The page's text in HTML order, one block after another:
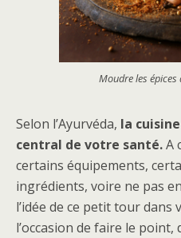
Moudre les
Selon l’Ayurvéda, la
central de votre santé.A
certains équipements,
ingrédients, voire ne pas
l’idée de ce petit tour
l’occasion de faire le point,